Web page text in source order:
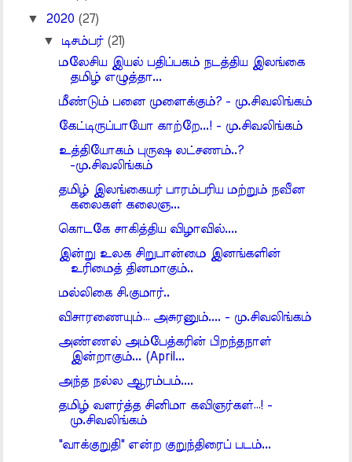
▼ 2020 (27)
▼ டிசம்பர் (21)
மலேசிய இயல் பதிப்பகம் நடத்திய இலங்கை
தமிழ் எழுத்தா...
மீண்டும் பனை முளைக்கும்? - மு.சிவலிங்கம்
கேட்டிருப்பாயோ காற்றே...! - மு.சிவலிங்கம்
உத்தியோகம் புருஷ லட்சணம்..?
-மு.சிவலிங்கம்
தமிழ் இலங்கையர் பாரம்பரிய மற்றும் நவீன
கலைகள் கலைஞ...
கொடகே சாகித்திய விழாவில்....
இன்று உலக சிறுபான்மை இனங்களின்
உரிமைத் தினமாகும்..
மல்லிகை சி.குமார்..
விசாரணையும்… அசுரனும்.... - மு.சிவலிங்கம்
அண்ணல் அம்பேத்கரின் பிறந்தநாள்
இன்றாகும்... (April...
அந்த நல்ல ஆரம்பம்....
தமிழ் வளர்த்த சினிமா கவிஞர்கள்…! -
மு.சிவலிங்கம்
"வாக்குறுதி" என்ற குறுந்திரைப் படம்...